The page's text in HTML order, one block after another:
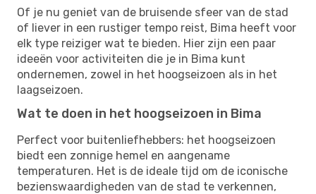
Of je nu geniet van de bruisende sfeer van de stad
of liever in een rustiger tempo reist, Bima heeft voor
elk type reiziger wat te bieden. Hier zijn een paar
ideeën voor activiteiten die je in Bima kunt
ondernemen, zowel in het hoogseizoen als in het
laagseizoen.
Wat te doen in het hoogseizoen in Bima
Perfect voor buitenliefhebbers: het hoogseizoen
biedt een zonnige hemel en aangename
temperaturen. Het is de ideale tijd om de iconische
bezienswaardigheden van de stad te verkennen,